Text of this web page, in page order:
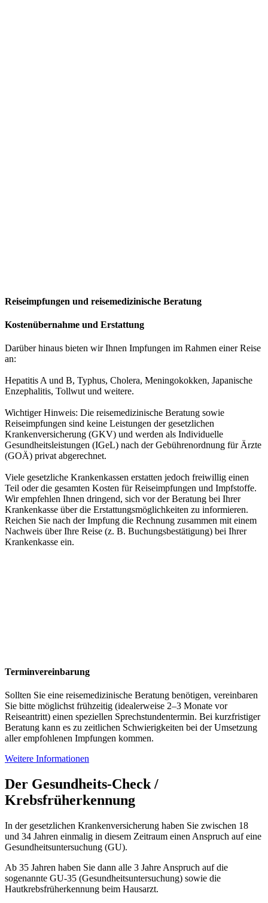
Reiseimpfungen und reisemedizinische Beratung
Kostenübernahme und Erstattung
Darüber hinaus bieten wir Ihnen Impfungen im Rahmen einer Reise
an:
Hepatitis A und B, Typhus, Cholera, Meningokokken, Japanische
Enzephalitis, Tollwut und weitere.
Wichtiger Hinweis: Die reisemedizinische Beratung sowie
Reiseimpfungen sind keine Leistungen der gesetzlichen
Krankenversicherung (GKV) und werden als Individuelle
Gesundheitsleistungen (IGeL) nach der Gebührenordnung für Ärzte
(GOÄ) privat abgerechnet.
Viele gesetzliche Krankenkassen erstatten jedoch freiwillig einen
Teil oder die gesamten Kosten für Reiseimpfungen und Impfstoffe.
Wir empfehlen Ihnen dringend, sich vor der Beratung bei Ihrer
Krankenkasse über die Erstattungsmöglichkeiten zu informieren.
Reichen Sie nach der Impfung die Rechnung zusammen mit einem
Nachweis über Ihre Reise (z. B. Buchungsbestätigung) bei Ihrer
Krankenkasse ein.
Terminvereinbarung
Sollten Sie eine reisemedizinische Beratung benötigen, vereinbaren
Sie bitte möglichst frühzeitig (idealerweise 2–3 Monate vor
Reiseantritt) einen speziellen Sprechstundentermin. Bei kurzfristiger
Beratung kann es zu zeitlichen Schwierigkeiten bei der Umsetzung
aller empfohlenen Impfungen kommen.
Weitere Informationen
Der Gesundheits-Check /
Krebsfrüherkennung
In der gesetzlichen Krankenversicherung haben Sie zwischen 18
und 34 Jahren einmalig in diesem Zeitraum einen Anspruch auf eine
Gesundheitsuntersuchung (GU).
Ab 35 Jahren haben Sie dann alle 3 Jahre Anspruch auf die
sogenannte GU-35 (Gesundheitsuntersuchung) sowie die
Hautkrebsfrüherkennung beim Hausarzt.